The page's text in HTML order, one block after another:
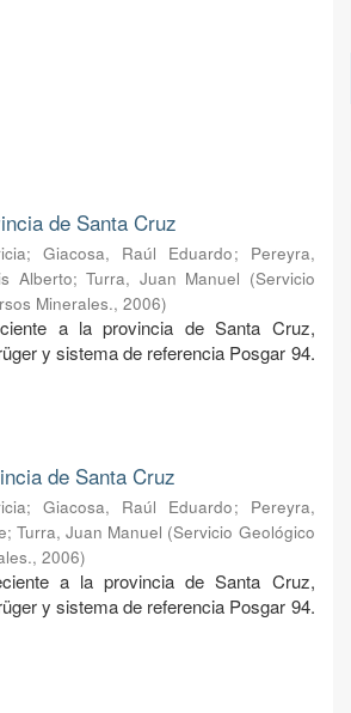
de Santa Cruz
;Giacosa, Raúl Eduardo; Pereyra,
Alberto;Turra, Juan Manuel (Servicio
Minerales.,2006)
a la provincia de Santa Cruz,
y sistema de referencia Posgar 94.
de Santa Cruz
;Giacosa, Raúl Eduardo; Pereyra,
;Turra, Juan Manuel (Servicio Geológico
,2006)
a la provincia de Santa Cruz,
y sistema de referencia Posgar 94.